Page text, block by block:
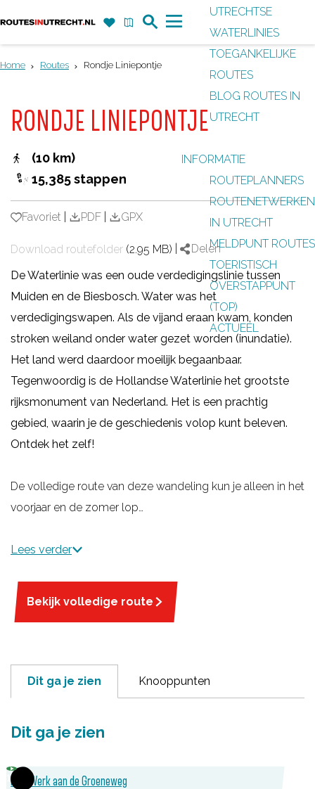
F
a
v
i
n
a
a
o
e
M
UTRECHTSE
WATERLINIES
TOEGANKELIJKE
ROUTES
BLOG ROUTES IN
UTRECHT
INFORMATIE
ROUTEPLANNERS
ROUTENETWERKEN
IN UTRECHT
MELDPUNT ROUTES
TOERISTISCH
OVERSTAPPUNT
(TOP)
ACTUEEL
Home Routes Rondje Liniepontje
RONDJE LINIEPONTJE
(10 km)
15,385 stappen
Favoriet
Favoriet PDF GPX
Download routefolder (2.95 MB) Delen
De Waterlinie was een oude verdedigingslinie tussen
Muiden en de Biesbosch. Water was het
verdedigingswapen. Als de vijand eraan kwam, konden
stroken weiland onder water gezet worden (inundatie).
Het land werd daardoor moeilijk begaanbaar.
Tegenwoordig is de Hollandse Waterlinie het grootste
rijksmonument van Nederland. Het is een prachtig
gebied, waarin je de geschiedenis volop kunt beleven.
Ontdek het zelf!
De volledige route van deze wandeling kun je alleen in het
voorjaar en de zomer lop…
Lees verder
Bekijk volledige route
Dit ga je zien Knooppunten
Dit ga je zien
1Fort Werk aan de Groeneweg